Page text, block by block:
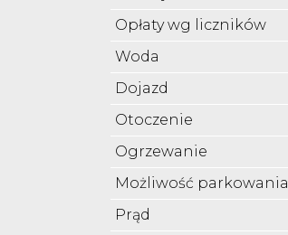
Opłaty wg liczników
Woda
Dojazd
Otoczenie
Ogrzewanie
Możliwość parkowania
Prąd